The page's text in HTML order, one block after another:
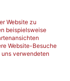
Leben
mehr erfahren
Website zu
beispielsweise
Website-Besuche
verwendeten